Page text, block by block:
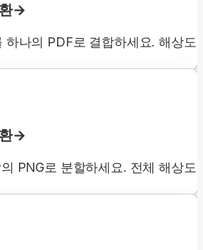
하나의 PDF로 결합하세요. 해상도
PNG로 분할하세요. 전체 해상도